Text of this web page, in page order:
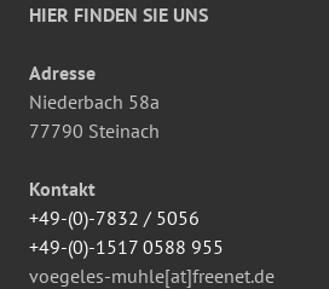
HIER FINDEN SIE UNS
Adresse
Niederbach 58a
77790 Steinach
Kontakt
+49-(0)-7832 / 5056
+49-(0)-1517 0588 955
voegeles-muhle[at]freenet.de